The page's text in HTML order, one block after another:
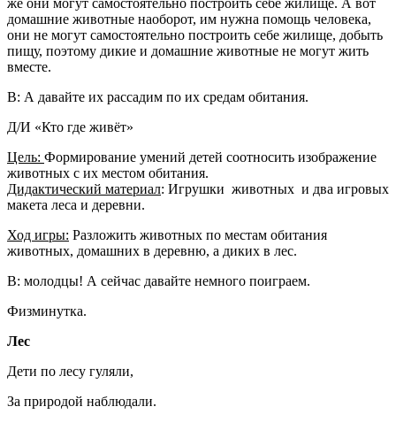
домашние животные наоборот, им нужна помощь человека,
они не могут самостоятельно построить себе жилище, добыть
пищу, поэтому дикие и домашние животные не могут жить
вместе.
В: А давайте их рассадим по их средам обитания.
Д/И «Кто где живёт»
Цель: Формирование умений детей соотносить изображение
животных с их местом обитания.
Дидактический материал: Игрушки животных и два игровых
макета леса и деревни.
Ход игры: Разложить животных по местам обитания
животных, домашних в деревню, а диких в лес.
В: молодцы! А сейчас давайте немного поиграем.
Физминутка.
Лес
Дети по лесу гуляли,
За природой наблюдали.